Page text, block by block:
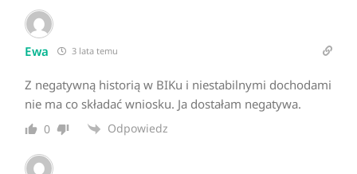
Ewa 3 lata temu
Z negatywną historią w BIKu i niestabilnymi dochodami
nie ma co składać wniosku. Ja dostałam negatywa.
0 Odpowiedz